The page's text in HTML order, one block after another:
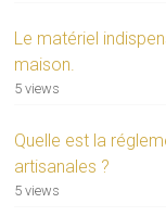
Le matériel
maison.
5 views
Quelle est la
artisanales ?
5 views